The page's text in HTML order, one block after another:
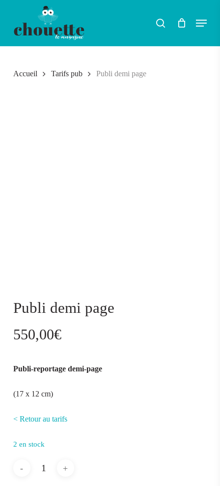
RECHERCHER
search Menu
Accueil Tarifs pub Publi demi page
Publi demi page
550,00€
Publi-reportage demi-page
(17 x 12 cm)
< Retour au tarifs
2 en stock